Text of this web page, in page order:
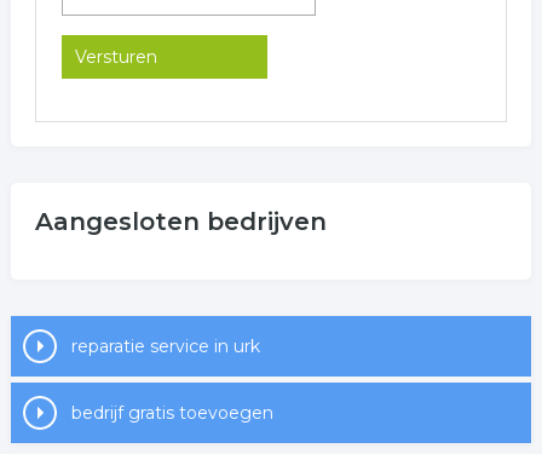
Aangesloten bedrijven
reparatie service in urk
bedrijf gratis toevoegen